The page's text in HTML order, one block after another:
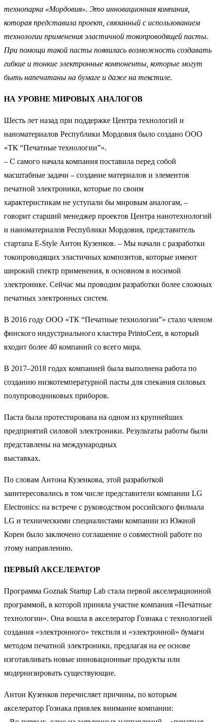
технопарка «Мордовия». Это инновационная компания,
которая представила проект, связанный с использованием
технологии применения эластичной токопроводящей пасты.
При помощи такой пасты появилась возможность создавать
гибкие и тонкие электронные компоненты, которые могут
быть напечатаны на бумаге и даже на текстиле.
НА УРОВНЕ МИРОВЫХ АНАЛОГОВ
Шесть лет назад при поддержке Центра технологий и
наноматериалов Республики Мордовия было создано ООО
«ТК “Печатные технологии”».
– С самого начала компания поставила перед собой
масштабные задачи – создание материалов и элементов
печатной электроники, которые по своим
характеристикам не уступали бы мировым аналогам, –
говорит старший менеджер проектов Центра нанотехнологий
и наноматериалов Республики Мордовия, представитель
стартапа E-Style Антон Кузенков. – Мы начали с разработки
токопроводящих эластичных композитов, которые имеют
широкий спектр применения, в основном в носимой
электронике. Сейчас мы проводим разработки более сложных
печатных электронных систем.
В 2016 году ООО «ТК “Печатные технологии”» стало членом
финского индустриального кластера PrintoCent, в который
входит более 40 компаний со всего мира.
В 2017–2018 годах компанией была выполнена работа по
созданию низкотемпературной пасты для спекания силовых
полупроводниковых приборов.
Паста была протестирована на одном из крупнейших
предприятий силовой электроники. Результаты работы были
представлены на международных
выставках.
По словам Антона Кузенкова, этой разработкой
заинтересовались в том числе представители компании LG
Electronics: на встрече с руководством российского филиала
LG и техническими специалистами компании из Южной
Кореи было заключено соглашение о совместной работе по
этому направлению.
ПЕРВЫЙ АКСЕЛЕРАТОР
Программа Goznak Startup Lab стала первой акселерационной
программой, в которой приняла участие компания «Печатные
технологии». Она вошла в акселератор Гознака с технологией
создания «электронного» текстиля и «электронной» бумаги
методом печатной электроники, предлагая на ее основе
изготавливать новые инновационные продукты или
модернизировать существующие.
Антон Кузенков перечисляет причины, по которым
акселератор Гознака привлек внимание компании: